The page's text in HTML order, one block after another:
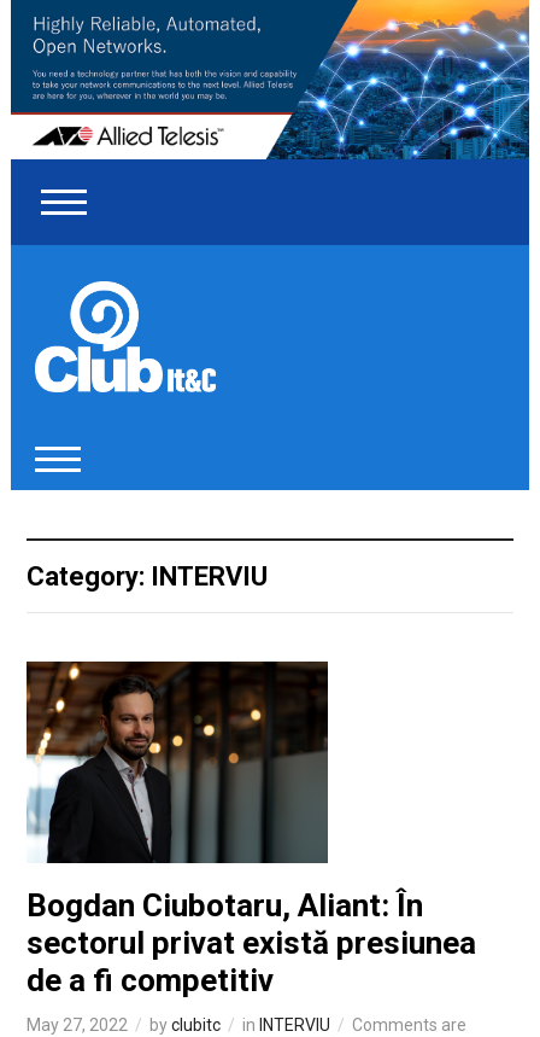
Category: INTERVIU
Bogdan Ciubotaru, Aliant: În
sectorul privat există presiunea
de a fi competitiv
May 27, 2022 byclubitc in INTERVIU
Comments are